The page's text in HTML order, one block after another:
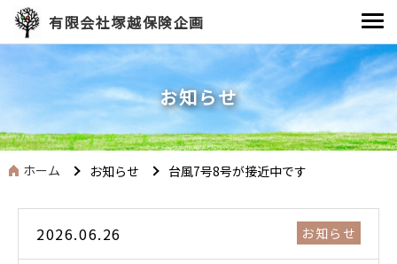
有限会社塚越保険企画
お知らせ
ホーム お知らせ 台風7号8号が接近中です
2026.06.26 お知らせ